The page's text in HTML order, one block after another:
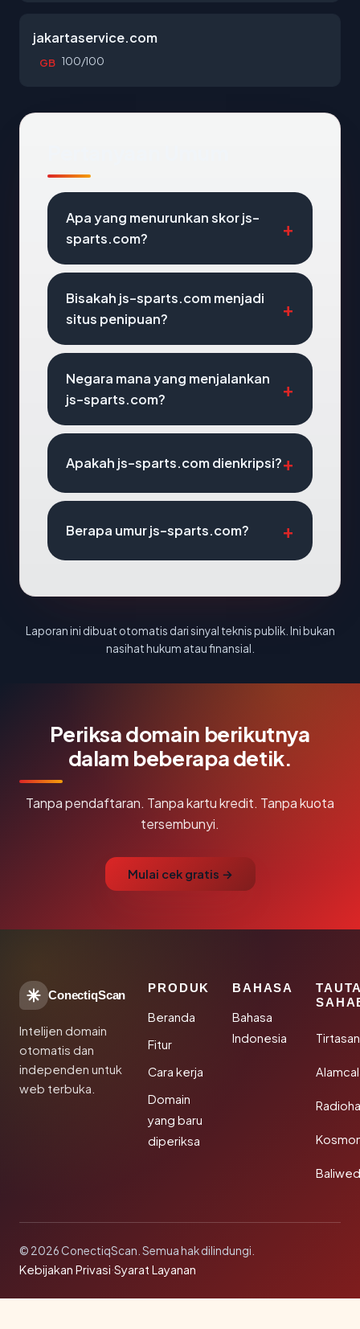
jakartaservice.com
GB 100/100
Apa yang menurunkan skor js-
sparts.com?
Bisakah js-sparts.com menjadi
situs penipuan?
Negara mana yang menjalankan
js-sparts.com?
Apakah js-sparts.com dienkripsi?
Berapa umur js-sparts.com?
Laporan ini dibuat otomatis dari sinyal teknis publik. Ini bukan
nasihat hukum atau finansial.
Periksa domain berikutnya
dalam beberapa detik.
Tanpa pendaftaran. Tanpa kartu kredit. Tanpa kuota
tersembunyi.
Mulai cek gratis →
ConectiqScan
Intelijen domain
otomatis dan
independen untuk
web terbuka.
PRODUK
Beranda
Fitur
Cara kerja
Domain
yang baru
diperiksa
BAHASA
Bahasa
Indonesia
© 2026 ConectiqScan. Semua hak dilindungi.
Kebijakan Privasi·Syarat Layanan